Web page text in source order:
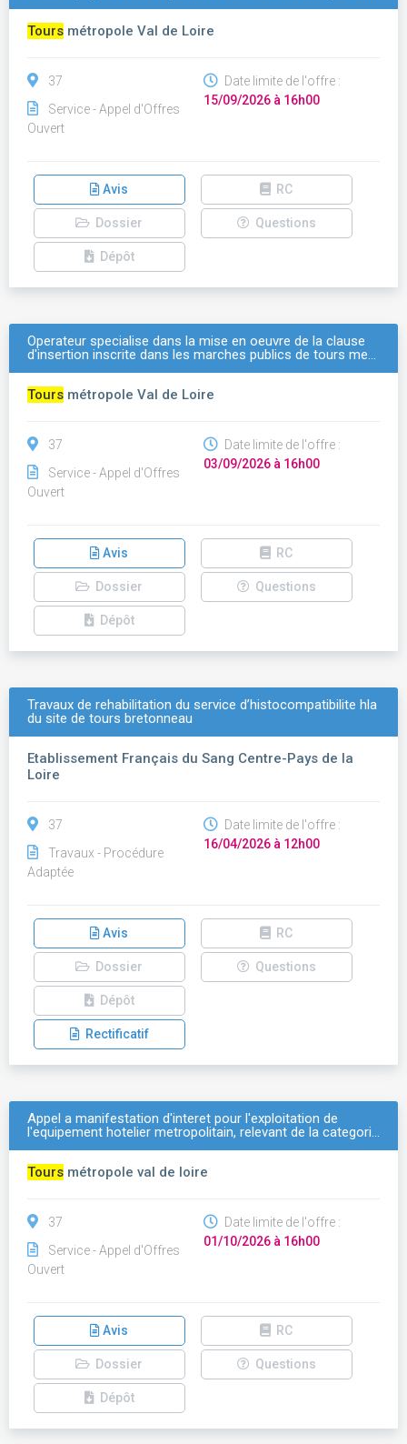
Tours métropole Val de Loire
37
Service - Appel d'Offres
Ouvert
Date limite de l'offre :
15/09/2026 à 16h00
Avis RC
Dossier Questions
Dépôt
Operateur specialise dans la mise en oeuvre de la clause
d'insertion inscrite dans les marches publics de tours me…
Tours métropole Val de Loire
37
Service - Appel d'Offres
Ouvert
Date limite de l'offre :
03/09/2026 à 16h00
Avis RC
Dossier Questions
Dépôt
Travaux de rehabilitation du service d’histocompatibilite hla
du site de tours bretonneau
Etablissement Français du Sang Centre-Pays de la
Loire
37
Travaux - Procédure
Adaptée
Date limite de l'offre :
16/04/2026 à 12h00
Avis RC
Dossier Questions
Dépôt
Rectificatif
Appel a manifestation d'interet pour l'exploitation de
l'equipement hotelier metropolitain, relevant de la categori…
Tours métropole val de loire
37
Service - Appel d'Offres
Ouvert
Date limite de l'offre :
01/10/2026 à 16h00
Avis RC
Dossier Questions
Dépôt